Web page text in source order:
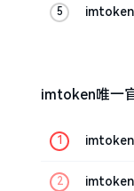
imtoken
imtoken唯一
imtoken
imtoken